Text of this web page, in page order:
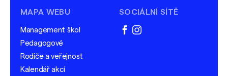
MAPA WEBU
Management škol
Pedagogové
Rodiče a veřejnost
Kalendář akcí
SOCIÁLNÍ SÍTĚ
facebook
instagram